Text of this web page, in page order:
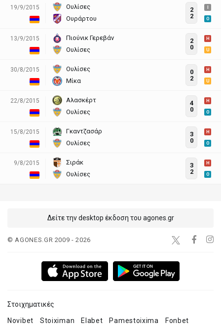
19/9/2015
Ουλίσες
Ουράρτου
2
2
O
13/9/2015
Πιούνικ Γερεβάν
Ουλίσες
2
0
H
U
30/8/2015
Ουλίσες
Μίκα
0
2
H
U
22/8/2015
Αλασκέρτ
Ουλίσες
4
0
H
O
15/8/2015
Γκαντζασάρ
Ουλίσες
3
0
H
O
9/8/2015
Σιράκ
Ουλίσες
3
2
H
O
Δείτε την desktop έκδοση του agones.gr
© AGONES.GR 2009 - 2026
Στοιχηματικές
Novibet Stoiximan Elabet Pamestoixima
Fonbet